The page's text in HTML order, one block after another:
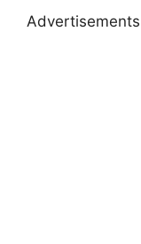
Advertisements